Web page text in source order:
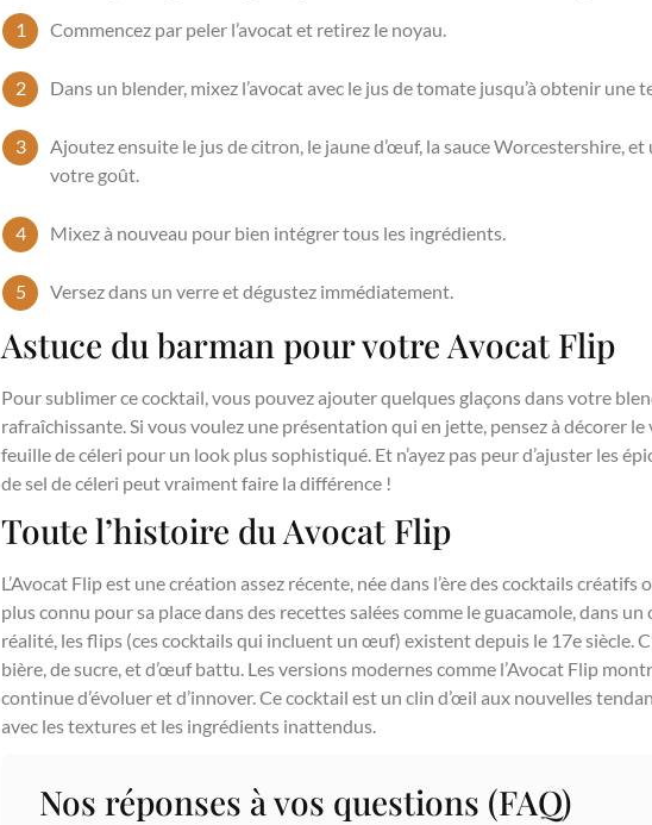
Commencez par peler l’avocat et retirez le noyau.
Dans un blender, mixez l’avocat avec le jus de tomate jusqu’à obtenir une
Ajoutez ensuite le jus de citron, le jaune d’œuf, la sauce Worcestershire,
votre goût.
Mixez à nouveau pour bien intégrer tous les ingrédients.
Versez dans un verre et dégustez immédiatement.
Astuce du barman pour votre Avocat Flip
Pour sublimer ce cocktail, vous pouvez ajouter quelques glaçons dans votre
rafraîchissante. Si vous voulez une présentation qui en jette, pensez à décorer
feuille de céleri pour un look plus sophistiqué. Et n’ayez pas peur d’ajuster les
de sel de céleri peut vraiment faire la différence !
Toute l’histoire du Avocat Flip
L’Avocat Flip est une création assez récente, née dans l’ère des cocktails créatifs
plus connu pour sa place dans des recettes salées comme le guacamole, dans
réalité, les flips (ces cocktails qui incluent un œuf) existent depuis le 17e siècle.
bière, de sucre, et d’œuf battu. Les versions modernes comme l’Avocat Flip
continue d’évoluer et d’innover. Ce cocktail est un clin d’œil aux nouvelles
avec les textures et les ingrédients inattendus.
Nos réponses à vos questions (FAQ)